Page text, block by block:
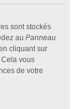
sont stockés
au Panneau
cliquant sur
Cela vous
de votre